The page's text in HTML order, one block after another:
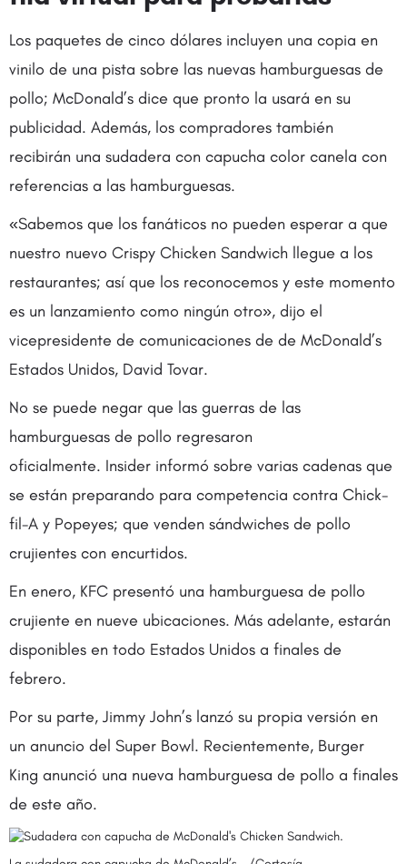
Los paquetes de cinco dólares incluyen una copia en
vinilo de una pista sobre las nuevas hamburguesas de
pollo; McDonald’s dice que pronto la usará en su
publicidad. Además, los compradores también
recibirán una sudadera con capucha color canela con
referencias a las hamburguesas.
«Sabemos que los fanáticos no pueden esperar a que
nuestro nuevo Crispy Chicken Sandwich llegue a los
restaurantes; así que los reconocemos y este momento
es un lanzamiento como ningún otro», dijo el
vicepresidente de comunicaciones de de McDonald’s
Estados Unidos, David Tovar.
No se puede negar que las guerras de las
hamburguesas de pollo regresaron
oficialmente. Insider informó sobre varias cadenas que
se están preparando para competencia contra Chick-
fil-A y Popeyes; que venden sándwiches de pollo
crujientes con encurtidos.
En enero, KFC presentó una hamburguesa de pollo
crujiente en nueve ubicaciones. Más adelante, estarán
disponibles en todo Estados Unidos a finales de
febrero.
Por su parte, Jimmy John’s lanzó su propia versión en
un anuncio del Super Bowl. Recientemente, Burger
King anunció una nueva hamburguesa de pollo a finales
de este año.